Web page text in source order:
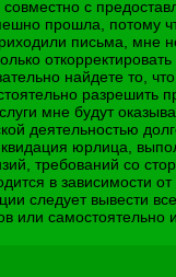
с
прошла,
письма,
найдете то,
разрешить
мне будут
деятельностью
юрлица,
требований со
в зависимости
следует вывести
самостоятельно